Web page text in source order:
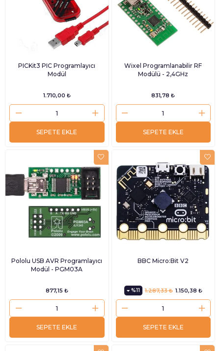
PICKit3 PIC Programlayıcı
Modül
1.710,00 ₺
SEPETE EKLE
Wixel Programlanabilir RF
Modülü - 2,4GHz
831,78 ₺
SEPETE EKLE
Pololu USB AVR Programlayıcı
Modül - PGM03A
877,15 ₺
SEPETE EKLE
BBC Micro:Bit V2
%11 1.150,38 ₺
1.287,33 ₺
SEPETE EKLE